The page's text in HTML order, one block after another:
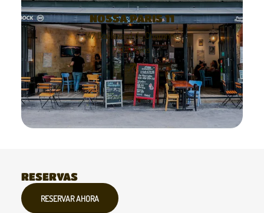
NOSSA PARIS 11
147 Boulevard de Charonne
75011 Paris
RESERVAS
RESERVAR AHORA